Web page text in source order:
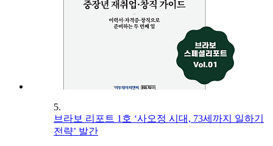
5.
브라보 리포트 1호 ‘사오정 시대, 73세까지 일하기
전략’ 발간